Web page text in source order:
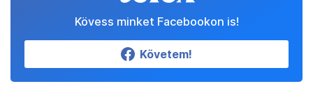
Kövess minket Facebookon is!
Követem!